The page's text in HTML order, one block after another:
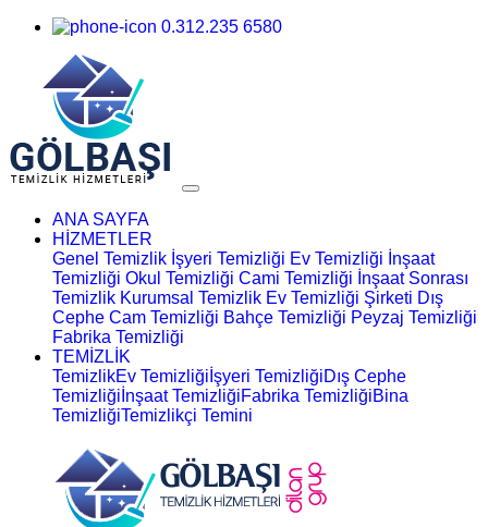
0.312.235 6580
ANA SAYFA
HİZMETLER
Genel Temizlik İşyeri Temizliği Ev Temizliği İnşaat
Temizliği Okul Temizliği Cami Temizliği İnşaat Sonrası
Temizlik Kurumsal Temizlik Ev Temizliği Şirketi Dış
Cephe Cam Temizliği Bahçe Temizliği Peyzaj Temizliği
Fabrika Temizliği
TEMİZLİK
TemizlikEv Temizliği İşyeri TemizliğiDış Cephe
Temizliği İnşaat TemizliğiFabrika TemizliğiBina
TemizliğiTemizlikçi Temini